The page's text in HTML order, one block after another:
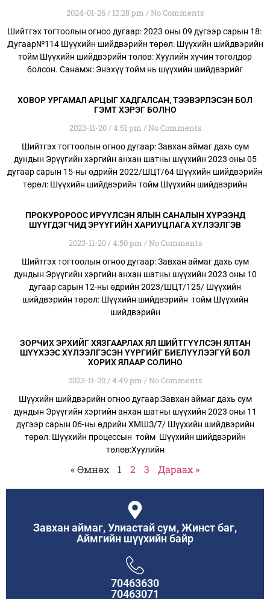
2024-01-26 12:28 pm No Comments
Шийтгэх тогтоолын огноо дугаар: 2023 оны 09 дүгээр сарын 18:
Дугаар№114 Шүүхийн шийдвэрийн төрөл: Шүүхийн шийдвэрийн
тойм Шүүхийн шийдвэрийн төлөв: Хуулийн хүчин төгөлдөр
болсон. Санамж: Энэхүү тойм нь шүүхийн шийдвэрийг
ХОВОР УРГАМАЛ АРЦЫГ ХАДГАЛСАН, ТЭЭВЭРЛЭСЭН БОЛ
ГЭМТ ХЭРЭГ БОЛНО
2023-11-20 4:51 pm No Comments
Шийтгэх тогтоолын огноо дугаар: Завхан аймаг дахь сум
дундын Эрүүгийн хэргийн анхан шатны шүүхийн 2023 оны 05
дугаар сарын 15-ны өдрийн 2022/ШЦТ/64 Шүүхийн шийдвэрийн
төрөл: Шүүхийн шийдвэрийн тойм Шүүхийн шийдвэрийн
ПРОКУРОРООС ИРҮҮЛСЭН ЯЛЫН САНАЛЫН ХҮРЭЭНД
ШҮҮГДЭГЧИД ЭРҮҮГИЙН ХАРИУЦЛАГА ХҮЛЭЭЛГЭВ
2023-11-20 4:50 pm No Comments
Шийтгэх тогтоолын огноо дугаар: Завхан аймаг дахь сум
дундын Эрүүгийн хэргийн анхан шатны шүүхийн 2023 оны 10
дугаар сарын 12-ны өдрийн 2023/ШЦТ/125/ Шүүхийн
шийдвэрийн төрөл: Шүүхийн шийдвэрийн тойм Шүүхийн
шийдвэрийн
ЗОРЧИХ ЭРХИЙГ ХЯЗГААРЛАХ ЯЛ ШИЙТГҮҮЛСЭН ЯЛТАН
ШҮҮХЭЭС ХҮЛЭЭЛГЭСЭН ҮҮРГИЙГ БИЕЛҮҮЛЭЭГҮЙ БОЛ
ХОРИХ ЯЛААР СОЛИНО
2023-11-20 4:49 pm No Comments
Шүүхийн шийдвэрийн огноо дугаар:Завхан аймаг дахь сум
дундын Эрүүгийн хэргийн анхан шатны шүүхийн 2023 оны 11
дүгээр сарын 06-ны өдрийн ХМШЗ/7/ Шүүхийн шийдвэрийн
төрөл: Шүүхийн процессын тойм Шүүхийн шийдвэрийн
төлөв:Хуулийн
« Өмнөх 1 2 3 Дараах »
Завхан аймаг, Улиастай сум, Жинст баг,
Аймгийн шүүхийн байр
70463630
70463071